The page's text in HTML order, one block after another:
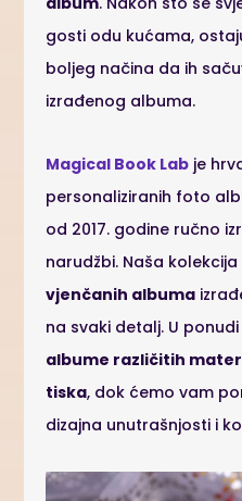
gosti odu kućama,
boljeg načina da ih
izrađenog albuma.
Magical Book Lab je
personaliziranih foto
od 2017. godine ručno
narudžbi. Naša kolekcija
vjenčanih albuma
na svaki detalj. U
albume različitih
tiska, dok ćemo vam
dizajna unutrašnjosti i